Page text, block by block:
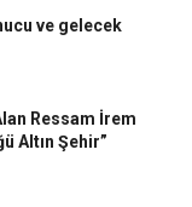
ve gelecek
Ressam İrem
Altın Şehir”